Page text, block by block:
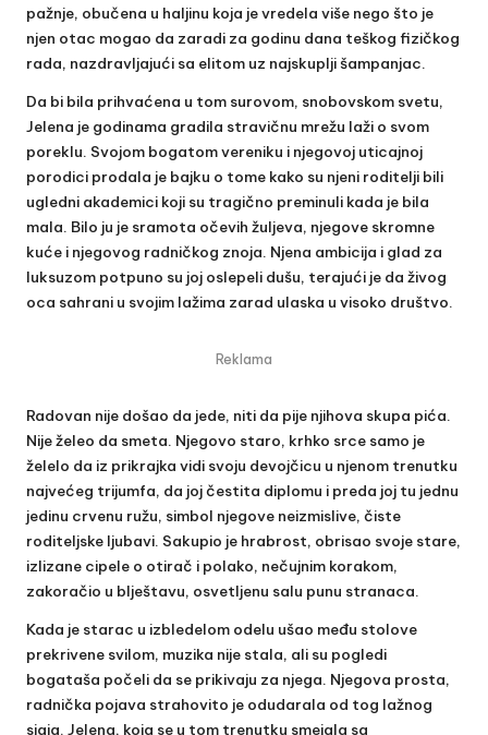
pažnje, obučena u haljinu koja je vredela više nego što je
njen otac mogao da zaradi za godinu dana teškog fizičkog
rada, nazdravljajući sa elitom uz najskuplji šampanjac.
Da bi bila prihvaćena u tom surovom, snobovskom svetu,
Jelena je godinama gradila stravičnu mrežu laži o svom
poreklu. Svojom bogatom vereniku i njegovoj uticajnoj
porodici prodala je bajku o tome kako su njeni roditelji bili
ugledni akademici koji su tragično preminuli kada je bila
mala. Bilo ju je sramota očevih žuljeva, njegove skromne
kuće i njegovog radničkog znoja. Njena ambicija i glad za
luksuzom potpuno su joj oslepeli dušu, terajući je da živog
oca sahrani u svojim lažima zarad ulaska u visoko društvo.
Reklama
Radovan nije došao da jede, niti da pije njihova skupa pića.
Nije želeo da smeta. Njegovo staro, krhko srce samo je
želelo da iz prikrajka vidi svoju devojčicu u njenom trenutku
najvećeg trijumfa, da joj čestita diplomu i preda joj tu jednu
jedinu crvenu ružu, simbol njegove neizmislive, čiste
roditeljske ljubavi. Sakupio je hrabrost, obrisao svoje stare,
izlizane cipele o otirač i polako, nečujnim korakom,
zakoračio u blještavu, osvetljenu salu punu stranaca.
Kada je starac u izbledelom odelu ušao među stolove
prekrivene svilom, muzika nije stala, ali su pogledi
bogataša počeli da se prikivaju za njega. Njegova prosta,
radnička pojava strahovito je odudarala od tog lažnog
sjaja. Jelena, koja se u tom trenutku smejala sa